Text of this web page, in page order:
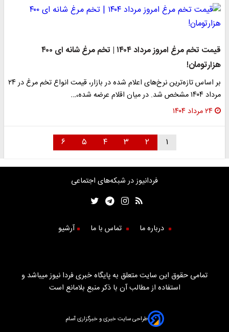
قیمت تخم‌ مرغ امروز مرداد ۱۴۰۴ | تخم مرغ شانه ای ۴۰۰
هزارتومان!
بر اساس تازه‌ترین نرخ‌های اعلام‌ شده در بازار، قیمت انواع تخم‌ مرغ در ۲۴
مرداد ۱۴۰۴ مشخص شد. در میان اقلام عرضه‌ شده،…
۲۴ مرداد ۱۴۰۴
۱ ۲ ۳ ۴ ۵ ۶
فردانیوز در شبکه‌های اجتماعی
درباره ما تماس با ما آرشیو
تمامی حقوق این سایت متعلق به پایگاه خبری فردا نیوز میباشد و
استفاده از مطالب آن با ذکر منبع بلامانع است
طراحی سایت خبری و خبرگزاری آسام